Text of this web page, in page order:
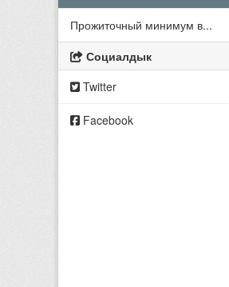
Прожиточный минимум в...
Социалдык
Twitter
Facebook